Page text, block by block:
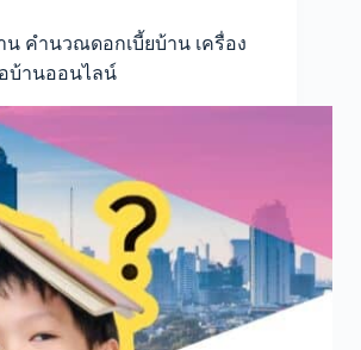
คำนวณดอกเบี้ยบ้าน เครื่อง
บ้านออนไลน์